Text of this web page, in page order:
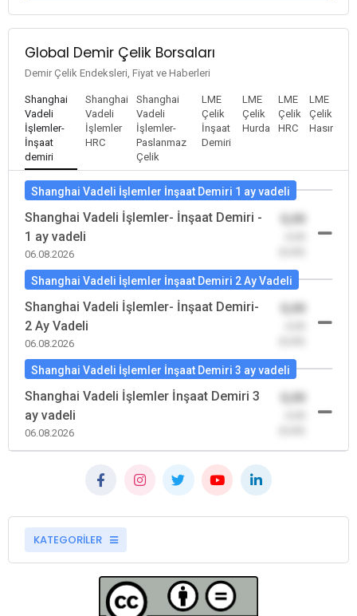
Global Demir Çelik Borsaları
Demir Çelik Endeksleri, Fiyat ve Haberleri
Shanghai
Vadeli
İşlemler-
İnşaat
demiri
Shanghai
Vadeli
İşlemler
HRC
Shanghai
Vadeli
İşlemler-
Paslanmaz
Çelik
LME
Çelik
İnşaat
Demiri
LME
Çelik
Hurda
LME
Çelik
HRC
LME
Çelik
Hasır
Shanghai Vadeli İşlemler İnşaat Demiri 1 ay vadeli
Shanghai Vadeli İşlemler- İnşaat Demiri -
1 ay vadeli
06.08.2026
Shanghai Vadeli İşlemler İnşaat Demiri 2 Ay Vadeli
Shanghai Vadeli İşlemler- İnşaat Demiri-
2 Ay Vadeli
06.08.2026
Shanghai Vadeli İşlemler İnşaat Demiri 3 ay vadeli
Shanghai Vadeli İşlemler İnşaat Demiri 3
ay vadeli
06.08.2026
KATEGORİLER